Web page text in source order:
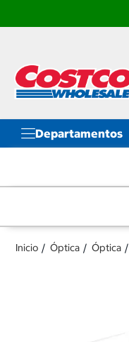
contenido
menú
navegación
Departamentos
Inicio Óptica Óptica